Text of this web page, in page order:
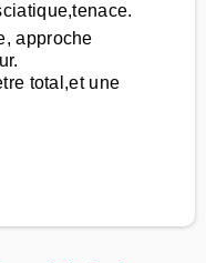
approche
total,et une